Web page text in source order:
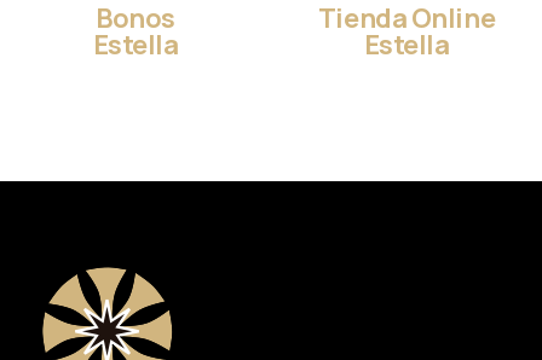
Bonos
Estella
Tienda Online
Estella